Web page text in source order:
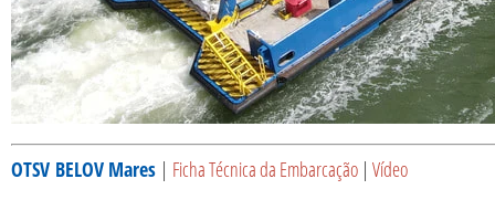
OTSV BELOV Mares | Ficha Técnica da Embarcação | Vídeo